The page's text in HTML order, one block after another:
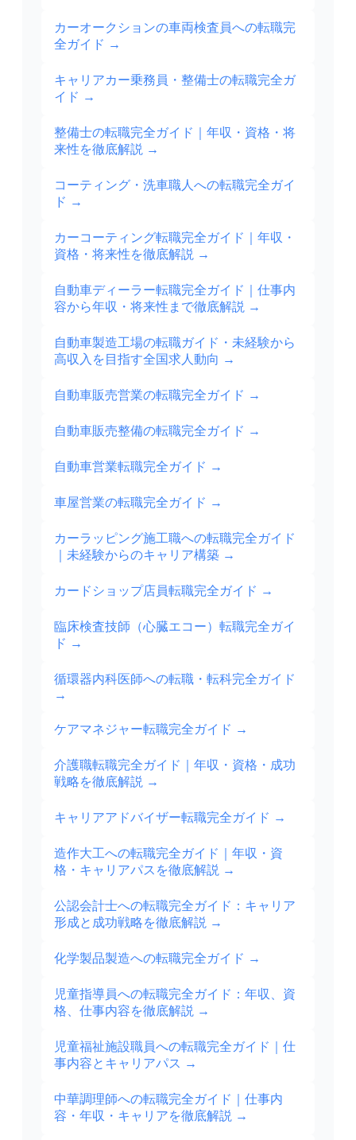
カーオークションの車両検査員への転職完
全ガイド →
キャリアカー乗務員・整備士の転職完全ガ
イド →
整備士の転職完全ガイド｜年収・資格・将
来性を徹底解説 →
コーティング・洗車職人への転職完全ガイ
ド →
カーコーティング転職完全ガイド｜年収・
資格・将来性を徹底解説 →
自動車ディーラー転職完全ガイド｜仕事内
容から年収・将来性まで徹底解説 →
自動車製造工場の転職ガイド・未経験から
高収入を目指す全国求人動向 →
自動車販売営業の転職完全ガイド →
自動車販売整備の転職完全ガイド →
自動車営業転職完全ガイド →
車屋営業の転職完全ガイド →
カーラッピング施工職への転職完全ガイド
｜未経験からのキャリア構築 →
カードショップ店員転職完全ガイド →
臨床検査技師（心臓エコー）転職完全ガイ
ド →
循環器内科医師への転職・転科完全ガイド
→
ケアマネジャー転職完全ガイド →
介護職転職完全ガイド｜年収・資格・成功
戦略を徹底解説 →
キャリアアドバイザー転職完全ガイド →
造作大工への転職完全ガイド｜年収・資
格・キャリアパスを徹底解説 →
公認会計士への転職完全ガイド：キャリア
形成と成功戦略を徹底解説 →
化学製品製造への転職完全ガイド →
児童指導員への転職完全ガイド：年収、資
格、仕事内容を徹底解説 →
児童福祉施設職員への転職完全ガイド｜仕
事内容とキャリアパス →
中華調理師への転職完全ガイド｜仕事内
容・年収・キャリアを徹底解説 →